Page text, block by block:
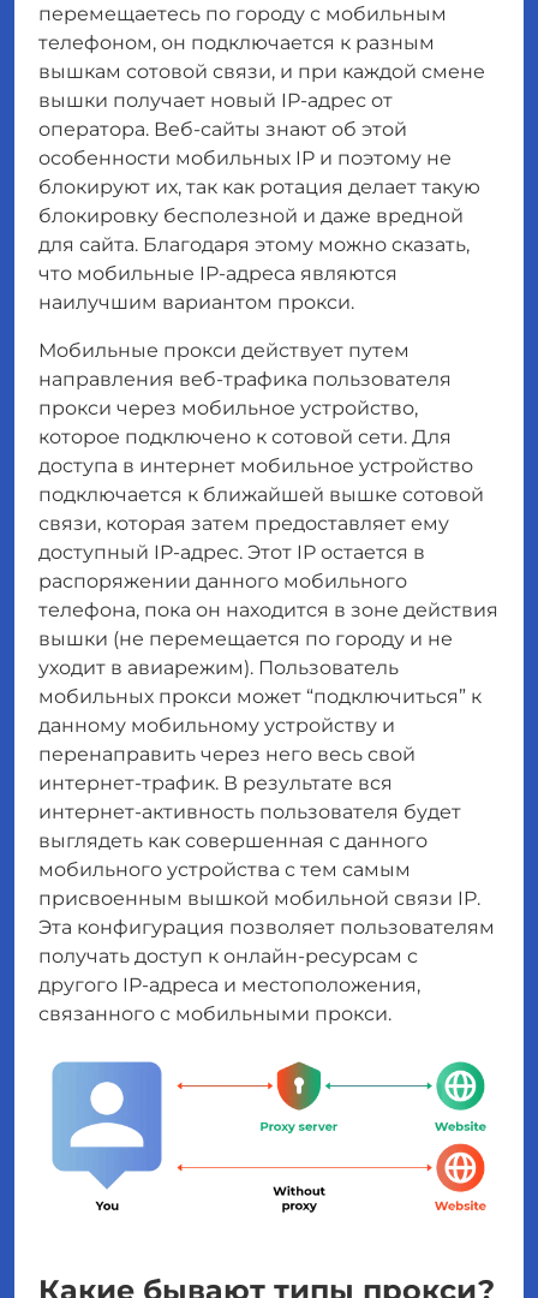
перемещаетесь по городу с мобильным
телефоном, он подключается к разным
вышкам сотовой связи, и при каждой смене
вышки получает новый IP-адрес от
оператора. Веб-сайты знают об этой
особенности мобильных IP и поэтому не
блокируют их, так как ротация делает такую
блокировку бесполезной и даже вредной
для сайта. Благодаря этому можно сказать,
что мобильные IP-адреса являются
наилучшим вариантом прокси.
Мобильные прокси действует путем
направления веб-трафика пользователя
прокси через мобильное устройство,
которое подключено к сотовой сети. Для
доступа в интернет мобильное устройство
подключается к ближайшей вышке сотовой
связи, которая затем предоставляет ему
доступный IP-адрес. Этот IP остается в
распоряжении данного мобильного
телефона, пока он находится в зоне действия
вышки (не перемещается по городу и не
уходит в авиарежим). Пользователь
мобильных прокси может “подключиться” к
данному мобильному устройству и
перенаправить через него весь свой
интернет-трафик. В результате вся
интернет-активность пользователя будет
выглядеть как совершенная с данного
мобильного устройства с тем самым
присвоенным вышкой мобильной связи IP.
Эта конфигурация позволяет пользователям
получать доступ к онлайн-ресурсам с
другого IP-адреса и местоположения,
связанного с мобильными прокси.
Какие бывают типы прокси?